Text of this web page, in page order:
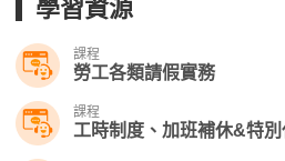
學習資源
課程
勞工各類請假實務
課程
工時制度、加班補休&特